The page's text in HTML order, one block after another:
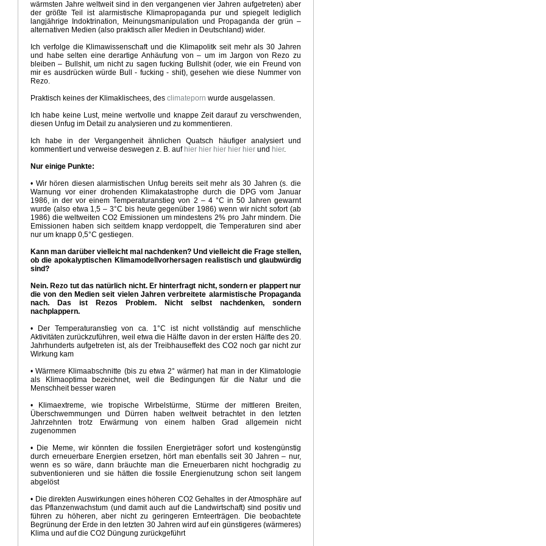
Wintervorhersage 2024/ 2025 Klimawandel und Gesundheit
Trumps Kabinettsbenennungen
Ampelkoalition
US Wahlen 2024 Illusionen der Klimapolitik
Ursache Schwäche deutsche Wirtschaft
Aus vom Verbrenneraus Vorbild China erneuerbare Energien
Novellierung Klimaschutzgesetz
Klimawandel
Klimaaktivismus, Medien und Politik Der EU Dämmhammer
CO2 Freund oder Feind
- Ausblick März
Habecks Industriestrategie
Kraftwerksstrategie der Bundesregierung
der Eliten
Der Anti Arbeiter- und Bauernstaat
Ergebnisse COP28
für Wärmepumpen und Elektroautos
Gedanken zur Weltklimakonferenz Der Unbeirrbare
Klimaschocker 2023
und Kosteneinsparung
Risse im Gebäude des Klimawahns
Die staatliche Subventionswirtschaft
Energiepolitik
Hitzepanik in den Medien
Demokratie und ökologischer Totalitarismus
Habecks Sieg - Niederlage für die Bürger Berlin Klimaneutral 2030
Psychopathologie der Klimakrise
Klimapropaganda und Sachargumente
Deutschland
Höllenritt nach Net - Zero Marxismus als Klimaretter
Die neue Wirtschaftspartei
Weiße Weihnachten Kohle - Retter der Energiewende Kalter Winter
Net - Zero bis 2050 und Klima
Klimapropaganda pur Wintervorhersage 2022/2023 Endziel Grüner Politik
Debattenmuster Energiekrise
US Supreme Court Klima Entscheidung Die E-Auto Lüge
Spiegel lernfähig
Ölembargo gegen Russland
Extreme Hitzewelle Der perfekte Sturm
Sonneneinstrahlung und Klimawandel
24. Februar 2022 Umweltzerstörung durch Windwahn
Koalitionsvertrag Klima und Energie Netzero - Dystopische Zukunft
COP26 - Jahrmarkt der Illusionen
Emissionshandel und Klimadiktatur
Sondierungspapier Ampel
in Südwestdeutschland
Zweifelhafte wissenschaftliche Basis für BVerfG Klimaurteil
Mit Turbo in die Klimadiktatur Urteil Verfassungsgericht - Klimadiktatur
Wahlprogramm Grüne 2021
100 Prozent Erneuerbare bis 2050
2050
Lösung Klimakrise Rassismus
Kein Interesse Klimakrise
durch Treibhausgase
Aktuelle Witterung April - Mai 2020
Witterungsvorhersage April 2020
Update Witterungsvorhersage März
Kein El Nino 2020 Weihnachtsgeschenke der GroKo
Marsch in die Klimadiktatur
Die Klima - Illusion Energiewende physikalisch unmöglich
ökosozialistischer Mob
VorfeldUN Klimakonferenz Madrid
Die Grüne Kulturrevolutiion
Zynismus der Klimapolitik Klimawahn und Ökologischer Totalitarismus
CO2 Steuer oder Emissionshandel
Klimawahn im Hyperdrive Die CO2 Steuer Lüge Saharahitze Reloaded
Gruss aus der Sahara
für Greta
Nur 10 Jahre Zeit Witterungsvorhersage März 2019
Greta Thunberg
Ökodiktatur
Klimakrise - Krise Klimawissenschaft
Freuden der Elektromobilität
der Kohle
Retter vor der Klimakatastrophe Ewige Klimakatastrophe
Energiewende Propaganda
Land der Grünen Illusionen
Klimarevisionismus
Fake Science Dürre Extremer April und Mai
QualitätsmedienKlimadebatte
Die Ökodiktatur Liebesgrüsse aus Moskau
Energie und Klima in GROKO
und Klimawandel
GROKO Klimarealismus Dieselchaos Jamika Aus
Jamaika realistisch
wärmsten Jahre weltweit sind in den vergangenen vier Jahren aufgetreten) aber
der größte Teil ist alarmistische Klimapropaganda pur und spiegelt lediglich
langjährige Indoktrination, Meinungsmanipulation und Propaganda der grün –
alternativen Medien (also praktisch aller Medien in Deutschland) wider.
Ich verfolge die Klimawissenschaft und die Klimapolitk seit mehr als 30 Jahren
und habe selten eine derartige Anhäufung von – um im Jargon von Rezo zu
bleiben – Bullshit, um nicht zu sagen fucking Bullshit (oder, wie ein Freund von
mir es ausdrücken würde Bull - fucking - shit), gesehen wie diese Nummer von
Rezo.
Praktisch keines der Klimaklischees, des climateporn wurde ausgelassen.
Ich habe keine Lust, meine wertvolle und knappe Zeit darauf zu verschwenden,
diesen Unfug im Detail zu analysieren und zu kommentieren.
Ich habe in der Vergangenheit ähnlichen Quatsch häufiger analysiert und
kommentiert und verweise deswegen z. B. auf hier hier hier hier hier und hier.
Nur einige Punkte:
• Wir hören diesen alarmistischen Unfug bereits seit mehr als 30 Jahren (s. die
Warnung vor einer drohenden Klimakatastrophe durch die DPG vom Januar
1986, in der vor einem Temperaturanstieg von 2 – 4 °C in 50 Jahren gewarnt
wurde (also etwa 1,5 – 3°C bis heute gegenüber 1986) wenn wir nicht sofort (ab
1986) die weltweiten CO2 Emissionen um mindestens 2% pro Jahr mindern. Die
Emissionen haben sich seitdem knapp verdoppelt, die Temperaturen sind aber
nur um knapp 0,5°C gestiegen.
Kann man darüber vielleicht mal nachdenken? Und vielleicht die Frage stellen,
ob die apokalyptischen Klimamodellvorhersagen realistisch und glaubwürdig
sind?
Nein. Rezo tut das natürlich nicht. Er hinterfragt nicht, sondern er plappert nur
die von den Medien seit vielen Jahren verbreitete alarmistische Propaganda
nach. Das ist Rezos Problem. Nicht selbst nachdenken, sondern
nachplappern.
• Der Temperaturanstieg von ca. 1°C ist nicht vollständig auf menschliche
Aktivitäten zurückzuführen, weil etwa die Hälfte davon in der ersten Hälfte des 20.
Jahrhunderts aufgetreten ist, als der Treibhauseffekt des CO2 noch gar nicht zur
Wirkung kam
• Wärmere Klimaabschnitte (bis zu etwa 2° wärmer) hat man in der Klimatologie
als Klimaoptima bezeichnet, weil die Bedingungen für die Natur und die
Menschheit besser waren
• Klimaextreme, wie tropische Wirbelstürme, Stürme der mittleren Breiten,
Überschwemmungen und Dürren haben weltweit betrachtet in den letzten
Jahrzehnten trotz Erwärmung von einem halben Grad allgemein nicht
zugenommen
• Die Meme, wir könnten die fossilen Energieträger sofort und kostengünstig
durch erneuerbare Energien ersetzen, hört man ebenfalls seit 30 Jahren – nur,
wenn es so wäre, dann bräuchte man die Erneuerbaren nicht hochgradig zu
subventionieren und sie hätten die fossile Energienutzung schon seit langem
abgelöst
• Die direkten Auswirkungen eines höheren CO2 Gehaltes in der Atmosphäre auf
das Pflanzenwachstum (und damit auch auf die Landwirtschaft) sind positiv und
führen zu höheren, aber nicht zu geringeren Ernteerträgen. Die beobachtete
Begrünung der Erde in den letzten 30 Jahren wird auf ein günstigeres (wärmeres)
Klima und auf die CO2 Düngung zurückgeführt